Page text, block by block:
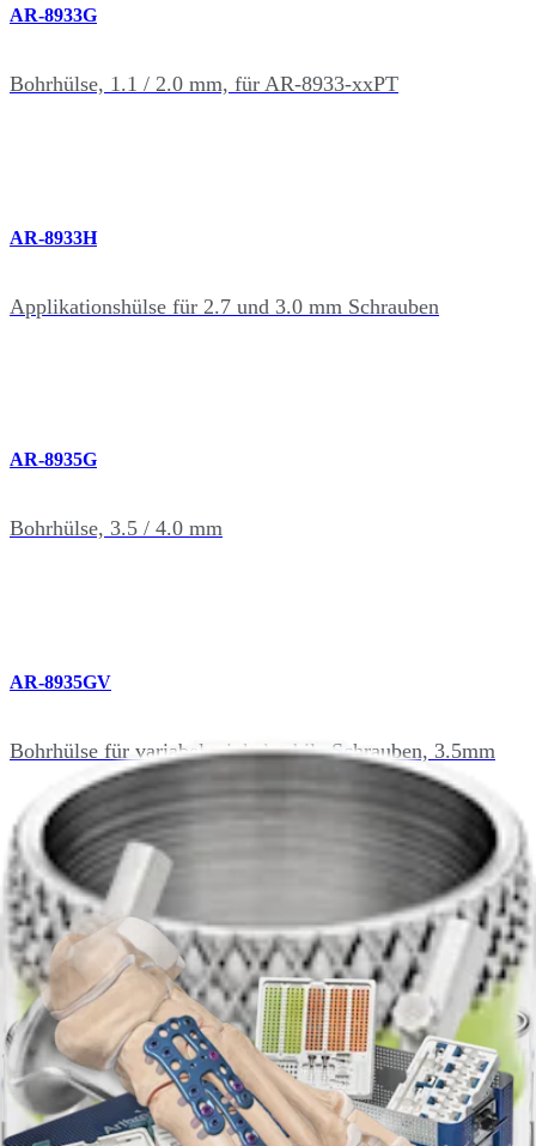
AR-8933G
Bohrhülse, 1.1 / 2.0 mm, für AR-8933-xxPT
AR-8933H
Applikationshülse für 2.7 und 3.0 mm Schrauben
AR-8935G
Bohrhülse, 3.5 / 4.0 mm
AR-8935GV
Bohrhülse für variabel winkelstabile Schrauben, 3.5mm
AR-8935GVN
Bohrhülse für variabel winkelstabile Schrauben, 3.5mm
mit Gewinde